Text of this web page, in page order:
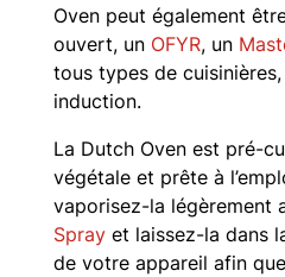
Oven peut également
ouvert, un OFYR, un
tous types de
induction.
La Dutch Oven est pré-
végétale et prête à
vaporisez-la légèrement
Sprayet laissez-la dans
de votre appareil afin que